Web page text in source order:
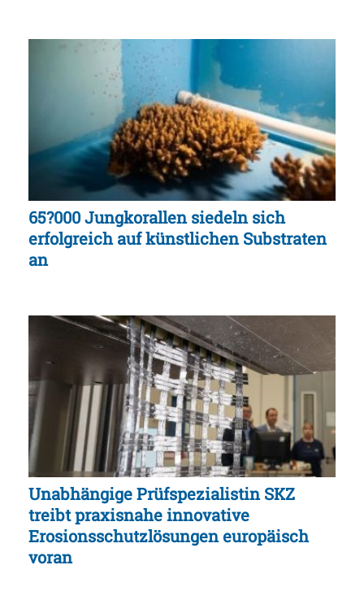
65?000 Jungkorallen siedeln sich
erfolgreich auf künstlichen Substraten
an
Unabhängige Prüfspezialistin SKZ
treibt praxisnahe innovative
Erosionsschutzlösungen europäisch
voran